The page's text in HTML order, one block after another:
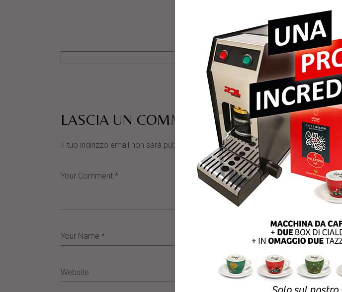
LASCIA UN COMMENTO
Il tuo indirizzo email non sarà pubblicato. I campi obbligatori sono contrassegnati